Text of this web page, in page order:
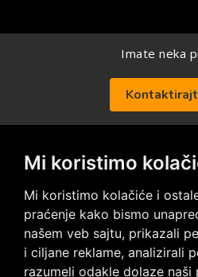
Mi koristimo
Mi koristimo kolačiće i
praćenje kako bismo
našem veb sajtu, prikazali
i ciljane reklame, analizirali
razumeli odakle dolaze naši
Imate neka
Posetite nas na